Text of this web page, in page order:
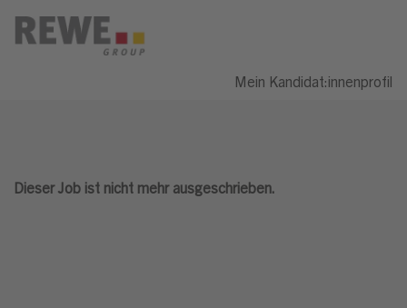
Mein Kandidat:innenprofil
Dieser Job ist nicht mehr ausgeschrieben.